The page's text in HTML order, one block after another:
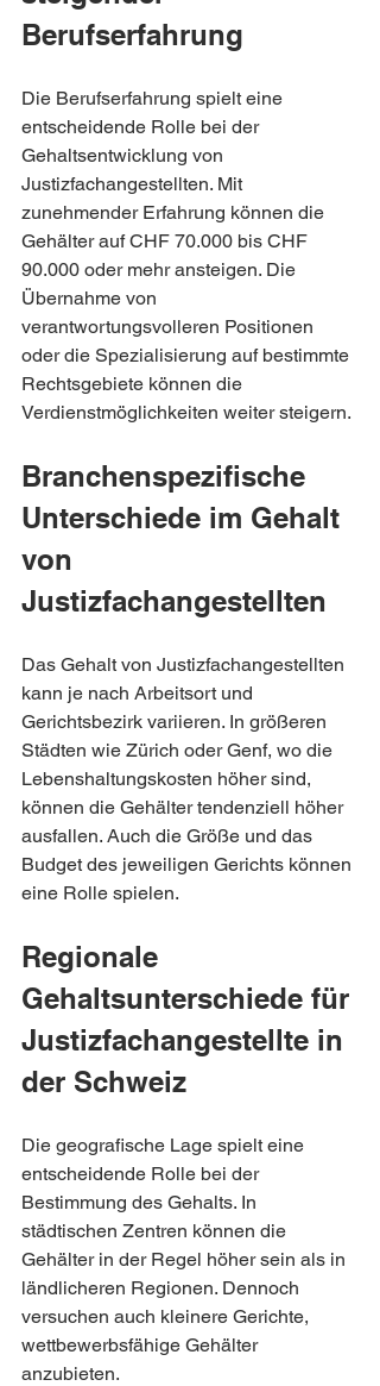
Berufserfahrung
Die Berufserfahrung spielt eine
entscheidende Rolle bei der
Gehaltsentwicklung von
Justizfachangestellten. Mit
zunehmender Erfahrung können die
Gehälter auf CHF 70.000 bis CHF
90.000 oder mehr ansteigen. Die
Übernahme von
verantwortungsvolleren Positionen
oder die Spezialisierung auf bestimmte
Rechtsgebiete können die
Verdienstmöglichkeiten weiter steigern.
Branchenspezifische
Unterschiede im Gehalt
von
Justizfachangestellten
Das Gehalt von Justizfachangestellten
kann je nach Arbeitsort und
Gerichtsbezirk variieren. In größeren
Städten wie Zürich oder Genf, wo die
Lebenshaltungskosten höher sind,
können die Gehälter tendenziell höher
ausfallen. Auch die Größe und das
Budget des jeweiligen Gerichts können
eine Rolle spielen.
Regionale
Gehaltsunterschiede für
Justizfachangestellte in
der Schweiz
Die geografische Lage spielt eine
entscheidende Rolle bei der
Bestimmung des Gehalts. In
städtischen Zentren können die
Gehälter in der Regel höher sein als in
ländlicheren Regionen. Dennoch
versuchen auch kleinere Gerichte,
wettbewerbsfähige Gehälter
anzubieten.